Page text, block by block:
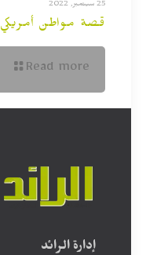
25 سبتمبر, 2022
قصة مواطن أمريكي
Read more
إدارة الرائد